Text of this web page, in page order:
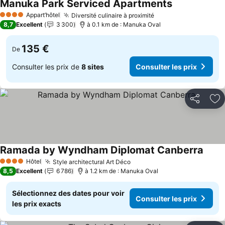
4 Étoiles Appart’hôtel Diversité culinaire à proximité
Manuka Park Serviced Apartments
8,7 Excellent 3 300 à 0.1 km de : Manuka Oval
De 135 €
Consulter les prix de 8 sites Consulter les prix
Partager
4 Étoiles Hôtel Style architectural Art Déco
Ramada by Wyndham Diplomat Canberra
8,5 Excellent 6 786 à 1.2 km de : Manuka Oval
Sélectionnez des dates pour voir
les prix exacts
Consulter les prix